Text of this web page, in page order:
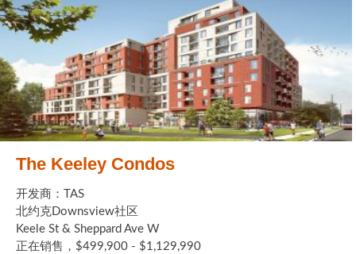
The Keeley Condos
开发商：TAS
北约克Downsview社区
Keele St & Sheppard Ave W
正在销售，$499,900 - $1,129,990